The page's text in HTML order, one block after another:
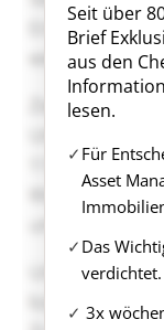
Seit über
Brief
aus den
lesen.
Für
Asset
Das
3x